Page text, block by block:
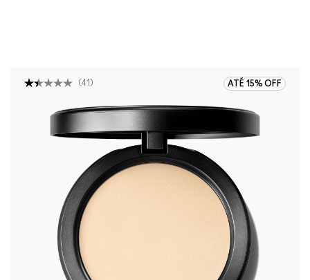
ATÉ 15% OFF
(41 )